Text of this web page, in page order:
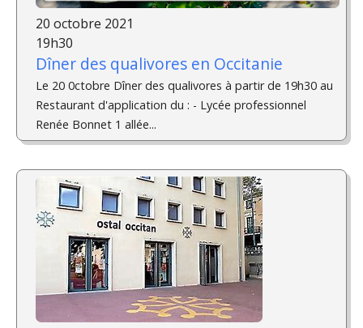
20 octobre 2021
19h30
Dîner des qualivores en Occitanie
Le 20 0ctobre Dîner des qualivores à partir de 19h30 au
Restaurant d'application du : - Lycée professionnel
Renée Bonnet 1 allée...